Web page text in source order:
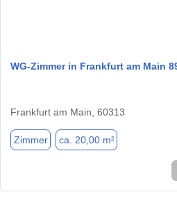
WG-Zimmer in Frankfurt am Main
Frankfurt am Main, 60313
Zimmer ca. 20,00 m²